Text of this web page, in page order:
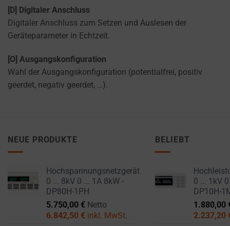
[D] Digitaler Anschluss
Digitaler Anschluss zum Setzen und Auslesen der
Geräteparameter in Echtzeit.
[O] Ausgangskonfiguration
Wahl der Ausgangskonfiguration (potentialfrei, positiv
geerdet, negativ geerdet, …).
NEUE PRODUKTE
Hochspannungsnetzgerät
0 ... 8kV 0 ... 1A 8kW -
DP80H-1PH
5.750,00 € Netto
6.842,50 € inkl. MwSt.
BELIEBT
0 ... 1kV
DP10H-
1.880,00
2.237,20
website’s
privacy
settings,
lets
you
manage
cookies
whenever
choose.